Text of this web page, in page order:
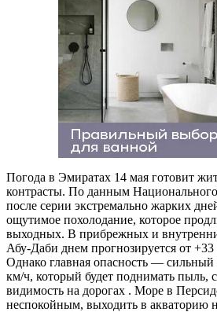
Погода в Эмиратах 14 мая готовит
контрасты. По данным
после серии экстремально жарких
ощутимое похолодание, которое
выходных. В прибрежных и
Абу-Даби днем прогнозируется от +33
Однако главная опасность —
км/ч, который будет поднимать пыль,
видимость на дорогах . Море в
неспокойным, выходить в акваторию